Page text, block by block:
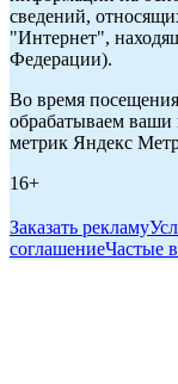
сведений,
"Интернет",
Федерации).
Во время
обрабатываем ваши
метрик Яндекс
16+
Заказать рекламу
соглашениеЧастые